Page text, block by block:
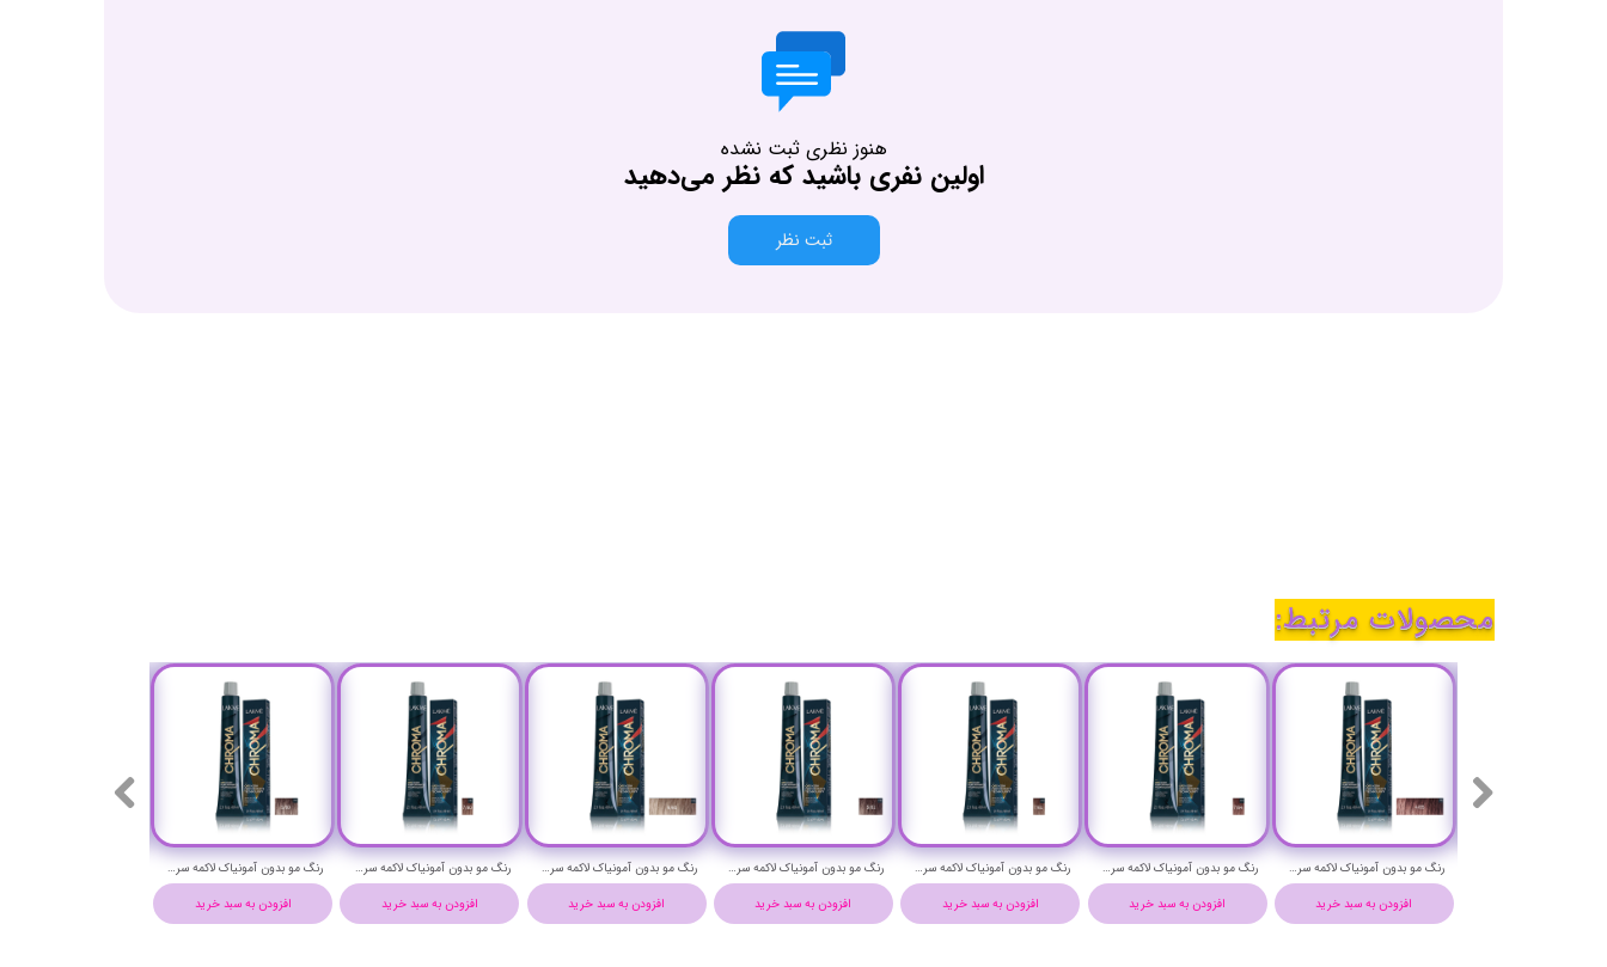
هنوز نظری ثبت نشده
اولین نفری باشید که نظر می‌دهید
ثبت نظر
رنگ مو بدون آمونیاک لاکمه سری کروما شماره 7/66 ( بلوند شکلاتی فندقی متوسط ) - Lakme Chroma Hair Color
افزودن به سبد خرید
رنگ مو بدون آمونیاک لاکمه سری کروما شماره 8/17 ( بلوند دودی آبی روشن ) - Lakme Chroma Hair Color
افزودن به سبد خرید
رنگ مو بدون آمونیاک لاکمه سری کروما شماره 10/17 ( بلوند دودی آبی پلاتینیوم ) - Lakme Chroma Hair Color
افزودن به سبد خرید
رنگ مو بدون آمونیاک لاکمه سری کروما شماره 9/20 ( بلوند یاسی خیلی روشن ) - Lakme Chroma Hair Color
افزودن به سبد خرید
رنگ مو بدون آمونیاک لاکمه سری کروما شماره 10/20 ( بلوند یاسی پلاتینیوم ) - Lakme Chroma Hair Color
افزودن به سبد خرید
رنگ مو بدون آمونیاک لاکمه سری کروما شماره 4/22 ( یاسی متوسط غلیظ ) - Lakme Chroma Hair Color
افزودن به سبد خرید
رنگ مو بدون آمونیاک لاکمه سری کروما شماره 8/34 ( بلوند طلایی مسی روشن ) - Lakme Chroma Hair Color
افزودن به سبد خرید
محصولات مرتبط: